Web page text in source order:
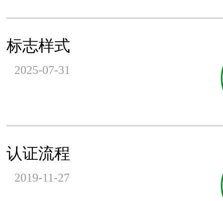
标志样式
2025-07-31
认证流程
2019-11-27